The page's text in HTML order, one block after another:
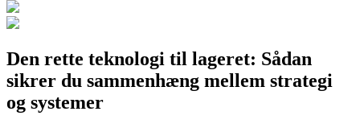
Den rette teknologi til lageret: Sådan
sikrer du sammenhæng mellem strategi
og systemer